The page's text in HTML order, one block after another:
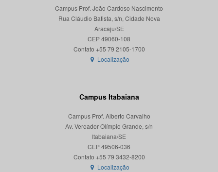
Campus Prof. João Cardoso Nascimento
Rua Cláudio Batista, s/n, Cidade Nova
Aracaju/SE
CEP 49060-108
Localização
Campus Itabaiana
Campus Prof. Alberto Carvalho
Av. Vereador Olímpio Grande, s/n
Itabaiana/SE
CEP 49506-036
Localização